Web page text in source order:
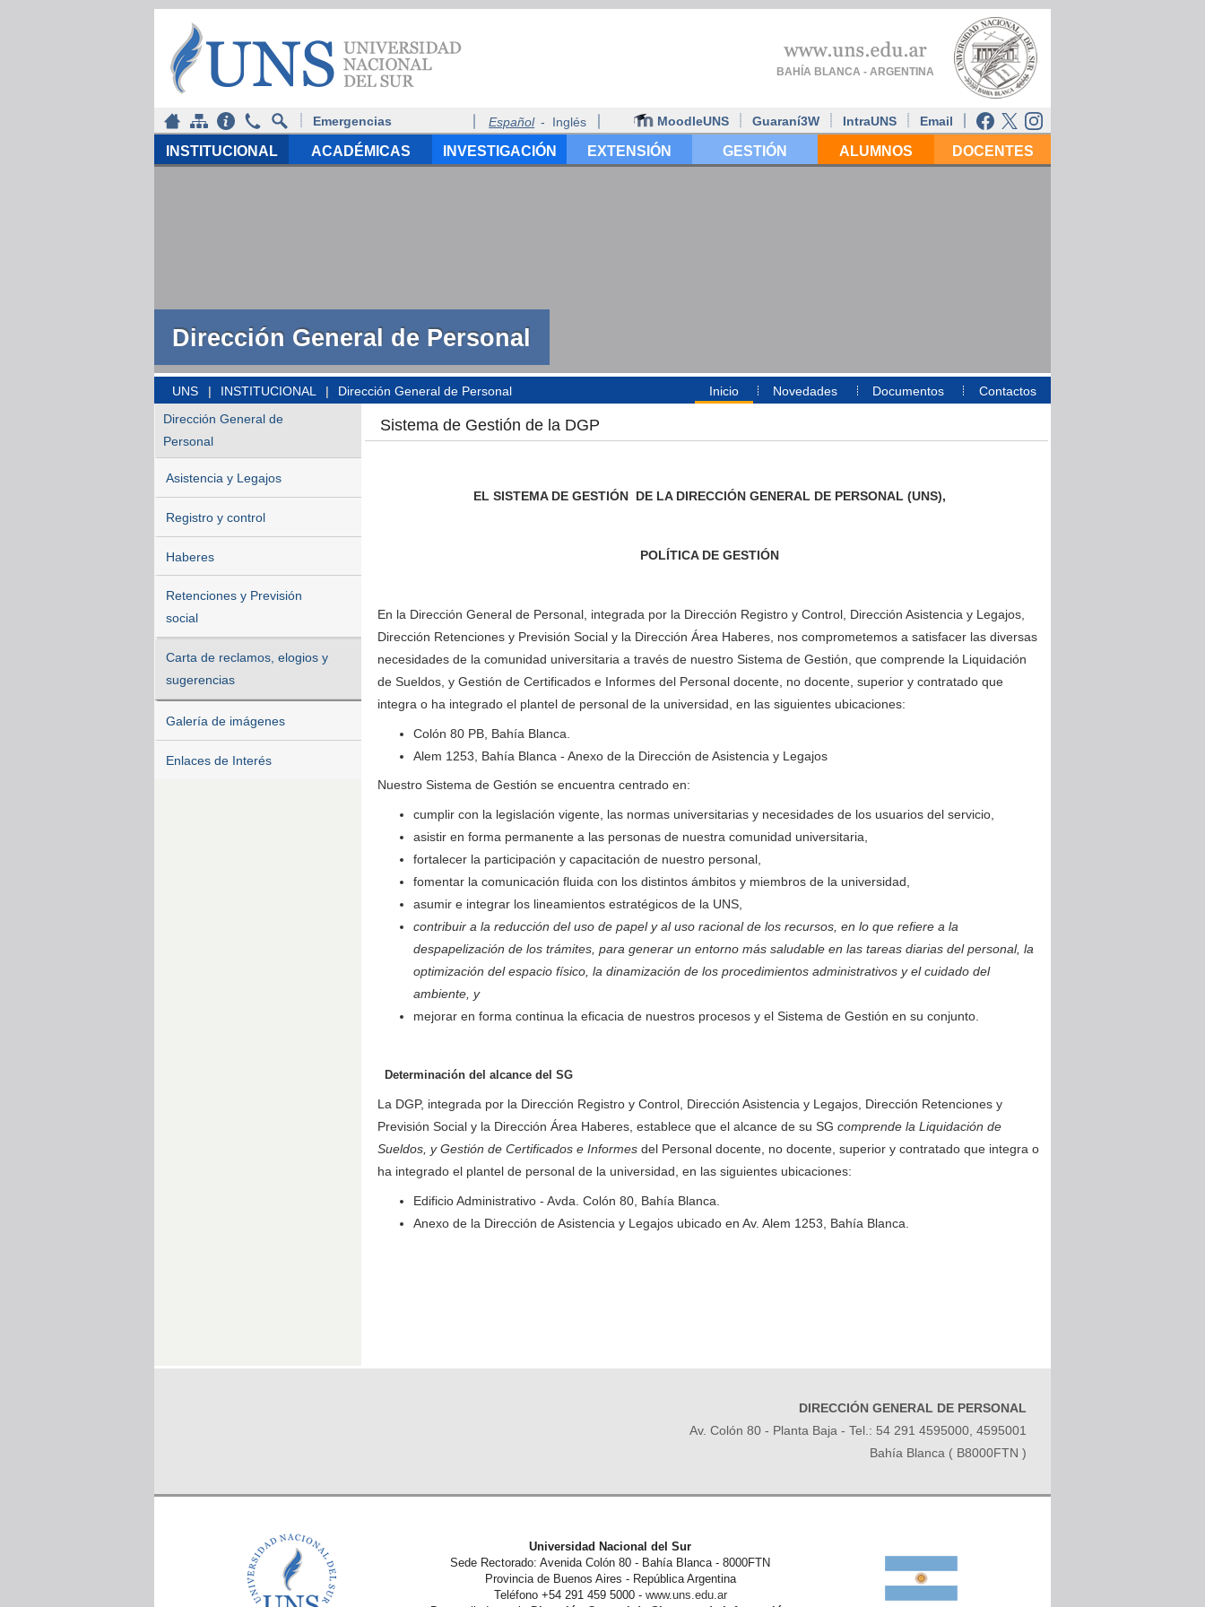
BAHÍA BLANCA - ARGENTINA
Emergencias Español - Inglés MoodleUNS Guaraní3W IntraUNS Email
INSTITUCIONAL ACADÉMICAS INVESTIGACIÓN EXTENSIÓN GESTIÓN ALUMNOS DOCENTES
Dirección General de Personal
UNS INSTITUCIONAL Dirección General de Personal Inicio Novedades Documentos Contactos
Dirección General de
Personal
Asistencia y Legajos
Registro y control
Haberes
Retenciones y Previsión
social
Carta de reclamos, elogios y
sugerencias
Galería de imágenes
Enlaces de Interés
Sistema de Gestión de la DGP
EL SISTEMA DE GESTIÓN DE LA DIRECCIÓN GENERAL DE PERSONAL (UNS),
POLÍTICA DE GESTIÓN
En la Dirección General de Personal, integrada por la Dirección Registro y Control, Dirección Asistencia y Legajos,
Dirección Retenciones y Previsión Social y la Dirección Área Haberes, nos comprometemos a satisfacer las diversas
necesidades de la comunidad universitaria a través de nuestro Sistema de Gestión, que comprende la Liquidación
de Sueldos, y Gestión de Certificados e Informes del Personal docente, no docente, superior y contratado que
integra o ha integrado el plantel de personal de la universidad, en las siguientes ubicaciones:
Colón 80 PB, Bahía Blanca.
Alem 1253, Bahía Blanca - Anexo de la Dirección de Asistencia y Legajos
Nuestro Sistema de Gestión se encuentra centrado en:
cumplir con la legislación vigente, las normas universitarias y necesidades de los usuarios del servicio,
asistir en forma permanente a las personas de nuestra comunidad universitaria,
fortalecer la participación y capacitación de nuestro personal,
fomentar la comunicación fluida con los distintos ámbitos y miembros de la universidad,
asumir e integrar los lineamientos estratégicos de la UNS,
contribuir a la reducción del uso de papel y al uso racional de los recursos, en lo que refiere a la
despapelización de los trámites, para generar un entorno más saludable en las tareas diarias del personal, la
optimización del espacio físico, la dinamización de los procedimientos administrativos y el cuidado del
ambiente, y
mejorar en forma continua la eficacia de nuestros procesos y el Sistema de Gestión en su conjunto.
Determinación del alcance del SG
La DGP, integrada por la Dirección Registro y Control, Dirección Asistencia y Legajos, Dirección Retenciones y
Previsión Social y la Dirección Área Haberes, establece que el alcance de su SG comprende la Liquidación de
Sueldos, y Gestión de Certificados e Informesdel Personal docente, no docente, superior y contratado que integra o
ha integrado el plantel de personal de la universidad, en las siguientes ubicaciones:
Edificio Administrativo - Avda. Colón 80, Bahía Blanca.
Anexo de la Dirección de Asistencia y Legajos ubicado en Av. Alem 1253, Bahía Blanca.
DIRECCIÓN GENERAL DE PERSONAL
Av. Colón 80 - Planta Baja - Tel.: 54 291 4595000, 4595001
Bahía Blanca ( B8000FTN )
Universidad Nacional del Sur
Sede Rectorado: Avenida Colón 80 - Bahía Blanca - 8000FTN
Provincia de Buenos Aires - República Argentina
Teléfono +54 291 459 5000 - www.uns.edu.ar